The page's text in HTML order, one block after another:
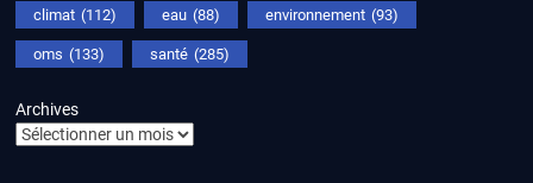
climat (112) eau (88) environnement (93)
oms (133) santé (285)
Archives